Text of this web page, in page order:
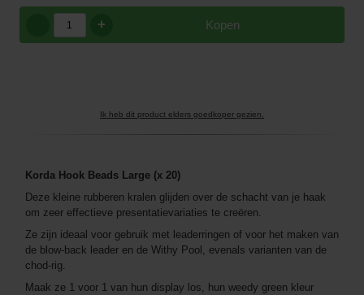
Kopen
+
Ik heb dit product elders goedkoper gezien.
Korda Hook Beads Large (x 20)
Deze kleine rubberen kralen glijden over de schacht van je haak
om zeer effectieve presentatievariaties te creëren.
Ze zijn ideaal voor gebruik met leaderringen of voor het maken van
de blow-back leader en de Withy Pool, evenals varianten van de
chod-rig.
Maak ze 1 voor 1 van hun display los, hun weedy green kleur